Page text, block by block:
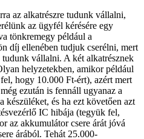
az alkatrészre tudunk vállalni,
az ügyfél kérésére egy
tönkremegy például a
díj ellenében tudjuk cserélni, mert
vállalni. A két alkatrésznek
helyzetekben, amikor például
hogy 10.000 Ft-ért), azért mert
ezután is fennáll ugyanaz a
és ha ezt követően azt
IC hibája (tegyük fel,
az akkumulátor csere árát jóvá
árából. Tehát 25.000-